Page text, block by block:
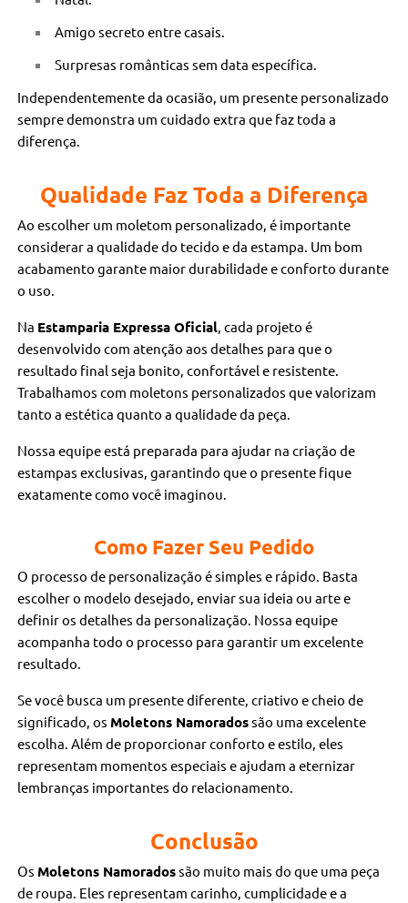
Amigo secreto entre casais.
Surpresas românticas sem data específica.
Independentemente da ocasião, um presente personalizado
sempre demonstra um cuidado extra que faz toda a
diferença.
Qualidade Faz Toda a Diferença
Ao escolher um moletom personalizado, é importante
considerar a qualidade do tecido e da estampa. Um bom
acabamento garante maior durabilidade e conforto durante
o uso.
Na Estamparia Expressa Oficial, cada projeto é
desenvolvido com atenção aos detalhes para que o
resultado final seja bonito, confortável e resistente.
Trabalhamos com moletons personalizados que valorizam
tanto a estética quanto a qualidade da peça.
Nossa equipe está preparada para ajudar na criação de
estampas exclusivas, garantindo que o presente fique
exatamente como você imaginou.
Como Fazer Seu Pedido
O processo de personalização é simples e rápido. Basta
escolher o modelo desejado, enviar sua ideia ou arte e
definir os detalhes da personalização. Nossa equipe
acompanha todo o processo para garantir um excelente
resultado.
Se você busca um presente diferente, criativo e cheio de
significado, os Moletons Namoradossão uma excelente
escolha. Além de proporcionar conforto e estilo, eles
representam momentos especiais e ajudam a eternizar
lembranças importantes do relacionamento.
Conclusão
Os Moletons Namoradossão muito mais do que uma peça
de roupa. Eles representam carinho, cumplicidade e a